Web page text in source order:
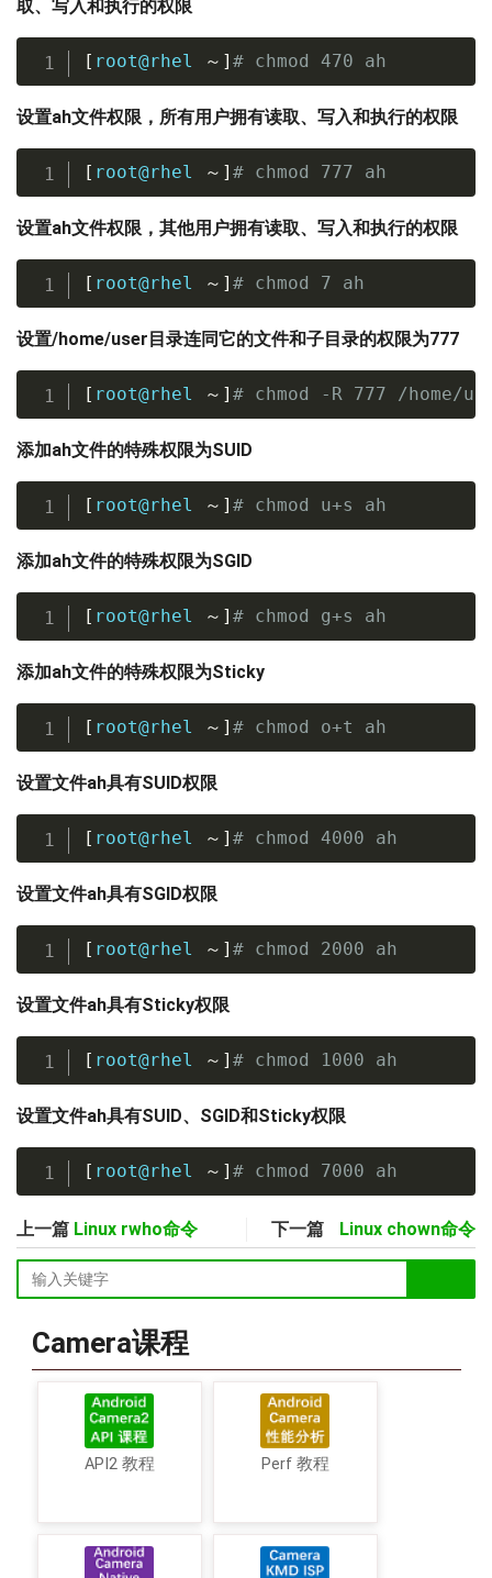
取、写入和执行的权限
[ root@rhel ～ ] # chmod 470 ah
设置ah文件权限，所有用户拥有读取、写入和执行的权限
[ root@rhel ～ ] # chmod 777 ah
设置ah文件权限，其他用户拥有读取、写入和执行的权限
[ root@rhel ～ ] # chmod 7 ah
设置/home/user目录连同它的文件和子目录的权限为777
[ root@rhel ～ ] # chmod -R 777 /home/
添加ah文件的特殊权限为SUID
[ root@rhel ～ ] # chmod u+s ah
添加ah文件的特殊权限为SGID
[ root@rhel ～ ] # chmod g+s ah
添加ah文件的特殊权限为Sticky
[ root@rhel ～ ] # chmod o+t ah
设置文件ah具有SUID权限
[ root@rhel ～ ] # chmod 4000 ah
设置文件ah具有SGID权限
[ root@rhel ～ ] # chmod 2000 ah
设置文件ah具有Sticky权限
[ root@rhel ～ ] # chmod 1000 ah
设置文件ah具有SUID、SGID和Sticky权限
[ root@rhel ～ ] # chmod 7000 ah
上一篇 Linux rwho命令 下一篇 Linux chown命令
Camera课程
API2 教程 Perf 教程